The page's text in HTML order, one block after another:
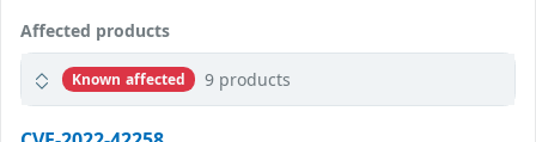
Affected products
Known affected 9 products